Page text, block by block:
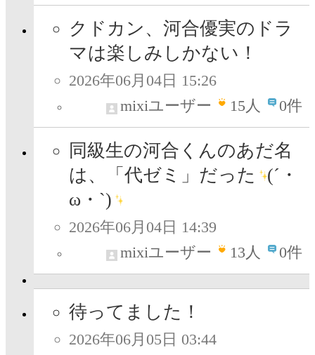
クドカン、河合優実のドラ
マは楽しみしかない！
2026年06月04日 15:26
mixiユーザー
15人 0件
同級生の河合くんのあだ名
は、「代ゼミ」だった
(´・
ω・`)
2026年06月04日 14:39
mixiユーザー
13人 0件
待ってました！
2026年06月05日 03:44